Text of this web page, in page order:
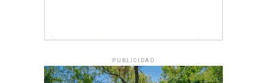
PUBLICIDAD